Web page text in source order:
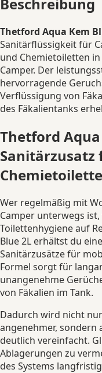
Thetford Aqua Kem
Sanitärflüssigkeit für
und Chemietoiletten
Camper. Der
hervorragende
Verflüssigung von
des Fäkalientanks
Thetford Aqua
Chemietoilette
Wer regelmäßig mit
Camper unterwegs
Toilettenhygiene auf
Blue 2L erhältst du
Sanitärzusätze für
Formel sorgt für
unangenehme
von Fäkalien im Tank.
Dadurch wird nicht
angenehmer, sondern
deutlich vereinfacht.
Ablagerungen zu
des Systems